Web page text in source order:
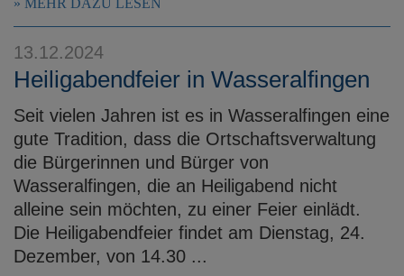
MEHR DAZU LESEN
13.12.2024
Heiligabendfeier in Wasseralfingen
Seit vielen Jahren ist es in Wasseralfingen eine
gute Tradition, dass die Ortschaftsverwaltung
die Bürgerinnen und Bürger von
Wasseralfingen, die an Heiligabend nicht
alleine sein möchten, zu einer Feier einlädt.
Die Heiligabendfeier findet am Dienstag, 24.
Dezember, von 14.30 ...